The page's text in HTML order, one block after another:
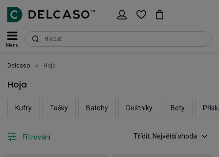
Menu
Delcaso Hoja
Hoja
Kufry Tašky Batohy Deštníky Boty
Třídit: Největší shoda
Filtrování